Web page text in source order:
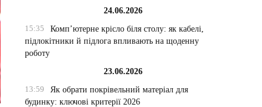
24.06.2026
15:35
Комп’ютерне крісло біля столу: як кабелі,
підлокітники й підлога впливають на щоденну
роботу
23.06.2026
13:59
Як обрати покрівельний матеріал для
будинку: ключові критерії 2026